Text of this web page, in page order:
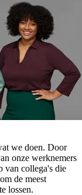
we doen. Door
onze werknemers
van collega's die
de meest
lossen.